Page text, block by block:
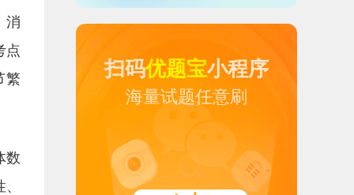
消
点
繁
数
扫码优题宝小程序
海量试题任意刷